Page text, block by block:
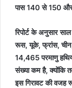
पास 140 से 150 और
रिपोर्ट के अनुसार
रूस, यूके, फ्रांस, चीन,
14,465 परमाणु
संख्या कम है, क्योंकि
इस गिरावट की वजह